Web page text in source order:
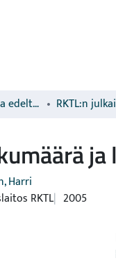
Luonnonvarakeskusta edeltävien organisaatioiden sarjat RKTL:n
Harri
RKTL 2005